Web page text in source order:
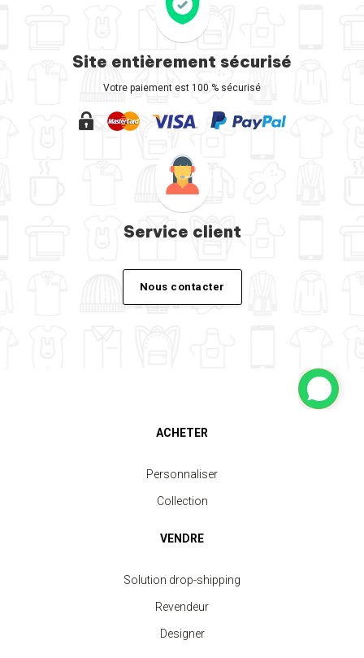
Site entièrement sécurisé
Votre paiement est 100 % sécurisé
Service client
Nous contacter
ACHETER
Personnaliser
Collection
VENDRE
Solution drop-shipping
Revendeur
Designer